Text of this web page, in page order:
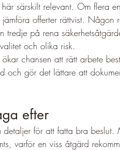
särskilt relevant. Om flera
offerter rättvist. Någon
på rena
och olika risk.
chansen att rätt arbete
och gör det lättare att
efter
detaljer för att fatta bra
varför en viss åtgärd